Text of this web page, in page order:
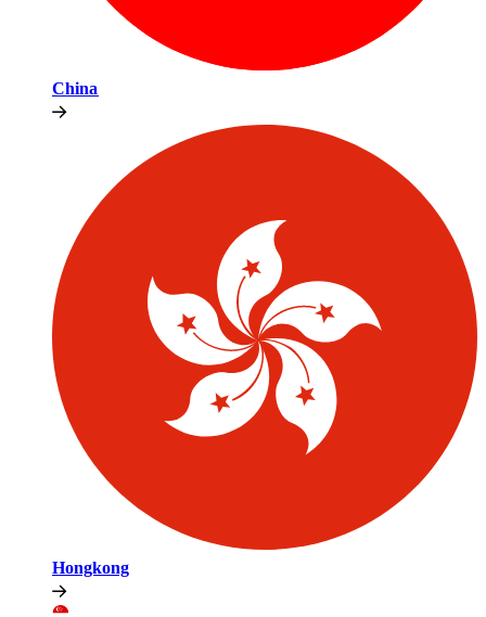
China​​
Hongkong​​